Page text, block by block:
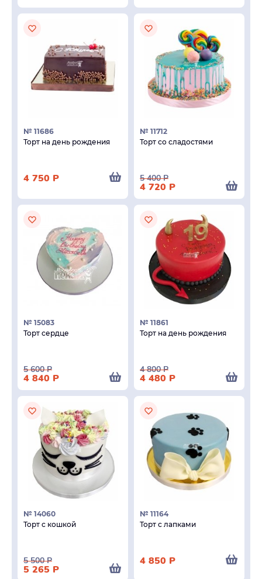
№ 11686
Торт на день рождения
4 750 Р
№ 11712
Торт со сладостями
5 400Р
4 720 Р
№ 15083
Торт сердце
5 600Р
4 840 Р
№ 11861
Торт на день рождения
4 800Р
4 480 Р
№ 14060
Торт с кошкой
5 500Р
5 265 Р
№ 11164
Торт с лапками
4 850 Р